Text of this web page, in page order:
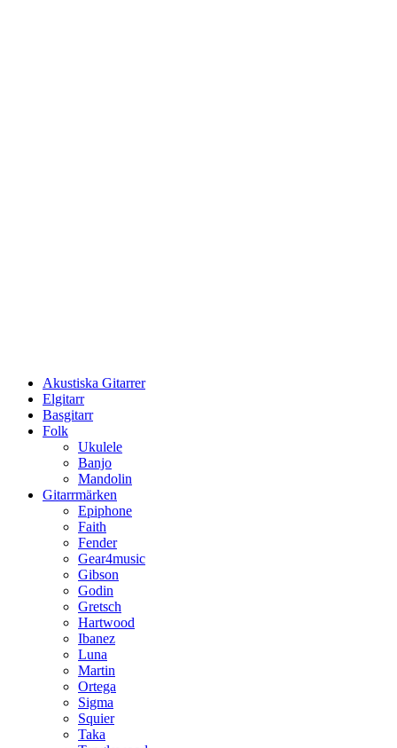
Akustiska Gitarrer
Elgitarr
Basgitarr
Folk
Ukulele
Banjo
Mandolin
Gitarrmärken
Epiphone
Faith
Fender
Gear4music
Gibson
Godin
Gretsch
Hartwood
Ibanez
Luna
Martin
Ortega
Sigma
Squier
Taka